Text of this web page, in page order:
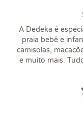
A Dedeka é
praia bebê e
camisolas,
e muito mais.